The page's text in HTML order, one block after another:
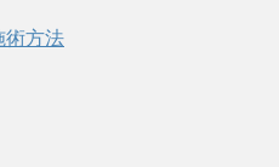
術方法